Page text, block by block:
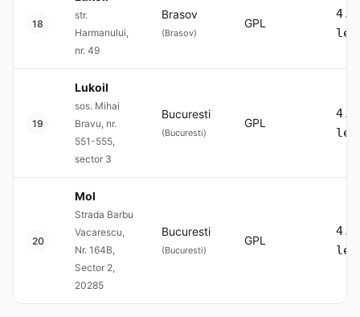
18
str.
Harmanului,
nr. 49
Brasov
(Brasov)
GPL
19
Lukoil
sos. Mihai
Bravu, nr.
551-555,
sector 3
Bucuresti
(Bucuresti)
GPL
20
Mol
Strada Barbu
Vacarescu,
Nr. 164B,
Sector 2,
20285
Bucuresti
(Bucuresti)
GPL